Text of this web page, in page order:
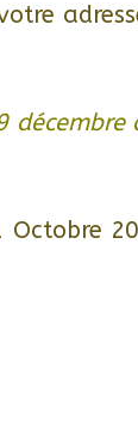
décembre
Octobre